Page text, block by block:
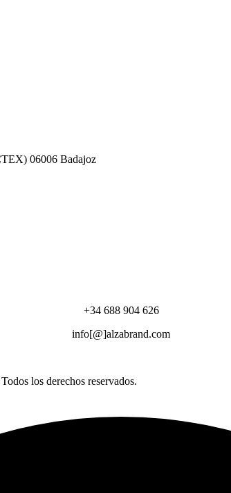
06006 Badajoz
+34 688 904 626
info[@]alzabrand.com
Todos los derechos reservados.